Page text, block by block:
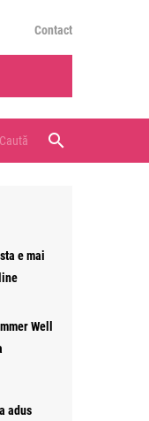
Contact
e mai
Well
adus